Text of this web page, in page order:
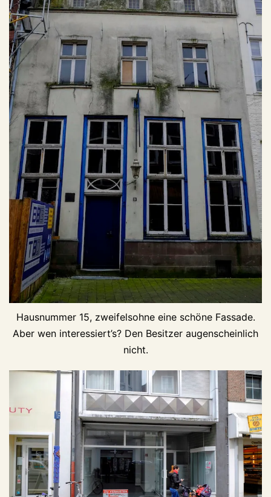
Hausnummer 15, zweifelsohne eine schöne Fassade.
Aber wen interessiert’s? Den Besitzer augenscheinlich
nicht.